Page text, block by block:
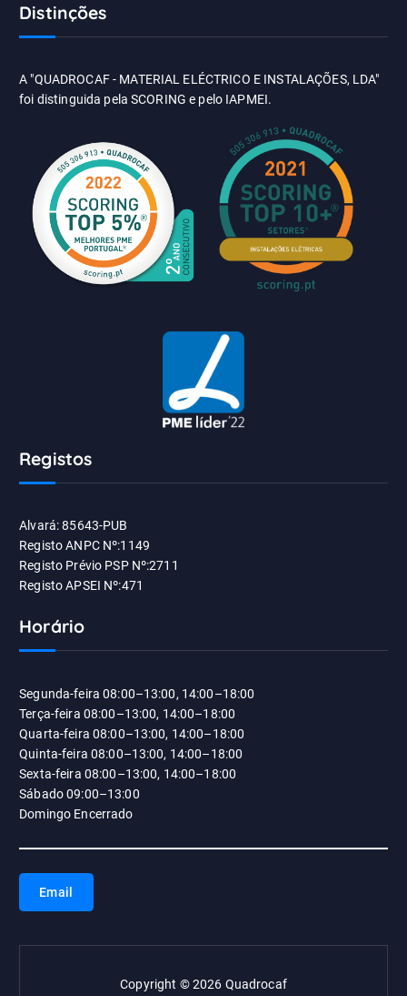
Distinções
A "QUADROCAF - MATERIAL ELÉCTRICO E INSTALAÇÕES, LDA"
foi distinguida pela SCORING e pelo IAPMEI.
Registos
Alvará: 85643-PUB
Registo ANPC Nº:1149
Registo Prévio PSP Nº:2711
Registo APSEI Nº:471
Horário
Segunda-feira 08:00–13:00, 14:00–18:00
Terça-feira 08:00–13:00, 14:00–18:00
Quarta-feira 08:00–13:00, 14:00–18:00
Quinta-feira 08:00–13:00, 14:00–18:00
Sexta-feira 08:00–13:00, 14:00–18:00
Sábado 09:00–13:00
Domingo Encerrado
Email
Copyright © 2026 Quadrocaf